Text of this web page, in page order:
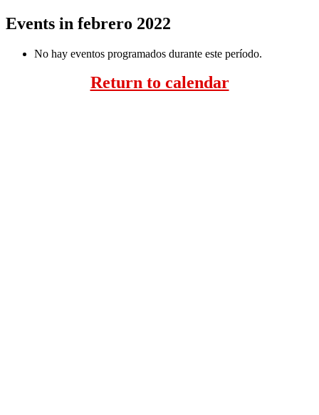
Events in febrero 2022
No hay eventos programados durante este período.
Return to calendar